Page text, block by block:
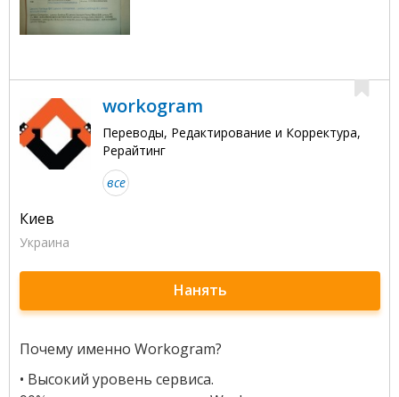
workogram
Переводы, Редактирование и Корректура,
Рерайтинг
все
Киев
Украина
Нанять
Почему именно Workogram?
• Высокий уровень сервиса.